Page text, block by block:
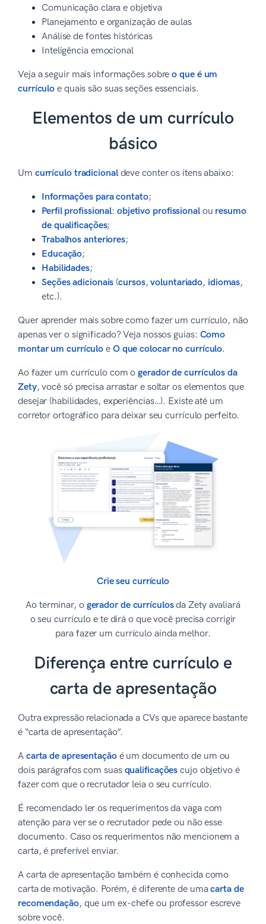
Comunicação clara e objetiva
Planejamento e organização de aulas
Análise de fontes históricas
Inteligência emocional
Veja a seguir mais informações sobreo que é um
currículo e quais são suas seções essenciais.
Elementos de um currículo
básico
Um currículo tradicionaldeve conter os itens abaixo:
Informações para contato;
Perfil profissional: objetivo profissionalou resumo
de qualificações;
Trabalhos anteriores;
Educação;
Habilidades;
Seções adicionais (cursos,voluntariado, idiomas,
etc.).
Quer aprender mais sobre como fazer um currículo, não
apenas ver o significado? Veja nossos guias: Como
montar um currículo e O que colocar no currículo.
Ao fazer um currículo com ogerador de currículos da
Zety, você só precisa arrastar e soltar os elementos que
desejar (habilidades, experiências…). Existe até um
corretor ortográfico para deixar seu currículo perfeito.
Crie seu currículo
Ao terminar, o gerador de currículosda Zety avaliará
o seu currículo e te dirá o que você precisa corrigir
para fazer um currículo ainda melhor.
Diferença entre currículo e
carta de apresentação
Outra expressão relacionada a CVs que aparece bastante
é “carta de apresentação”.
A carta de apresentaçãoé um documento de um ou
dois parágrafos com suas qualificações cujo objetivo é
fazer com que o recrutador leia o seu currículo.
É recomendado ler os requerimentos da vaga com
atenção para ver se o recrutador pede ou não esse
documento. Caso os requerimentos não mencionem a
carta, é preferível enviar.
A carta de apresentação também é conhecida como
carta de motivação. Porém, é diferente de umacarta de
recomendação, que um ex-chefe ou professor escreve
sobre você.